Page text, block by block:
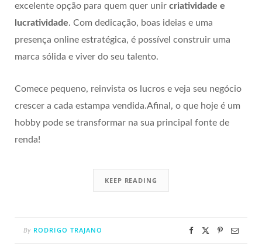
excelente opção para quem quer unir criatividade e
lucratividade. Com dedicação, boas ideias e uma
presença online estratégica, é possível construir uma
marca sólida e viver do seu talento.
Comece pequeno, reinvista os lucros e veja seu negócio
crescer a cada estampa vendida.Afinal, o que hoje é um
hobby pode se transformar na sua principal fonte de
renda!
KEEP READING
By RODRIGO TRAJANO